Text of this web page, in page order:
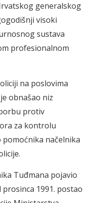
generalskog
visoki
sustava
profesionalnom
na poslovima
obnašao niz
protiv
za kontrolu
načelnika
Tuđmana pojavio
prosinca 1991. postao